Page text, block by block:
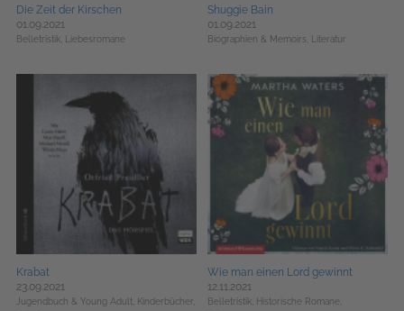
Die Zeit der Kirschen
01.09.2021
Belletristik, Liebesromane
Shuggie Bain
01.09.2021
Biographien & Memoirs, Literatur
Krabat
23.09.2021
Jugendbuch & Young Adult,
Kinderbücher,
Wie man einen Lord gewinnt
12.11.2021
Belletristik,
Historische Romane,